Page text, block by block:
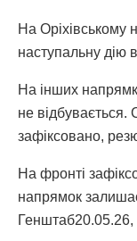
На Оріхівському
наступальну дію
На інших
не
зафіксовано,
На фронті
напрямок
Генштаб20.05.26,